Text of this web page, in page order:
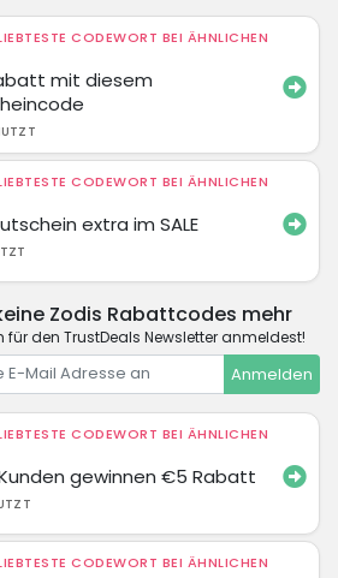
CODEWORT BEI ÄHNLICHEN
mit diesem
CODEWORT BEI ÄHNLICHEN
extra im SALE
Zodis Rabattcodes mehr
den TrustDeals Newsletter anmeldest!
Anmelden
CODEWORT BEI ÄHNLICHEN
gewinnen €5 Rabatt
CODEWORT BEI ÄHNLICHEN